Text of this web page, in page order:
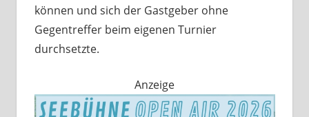
können und sich der Gastgeber ohne
Gegentreffer beim eigenen Turnier
durchsetzte.
Anzeige